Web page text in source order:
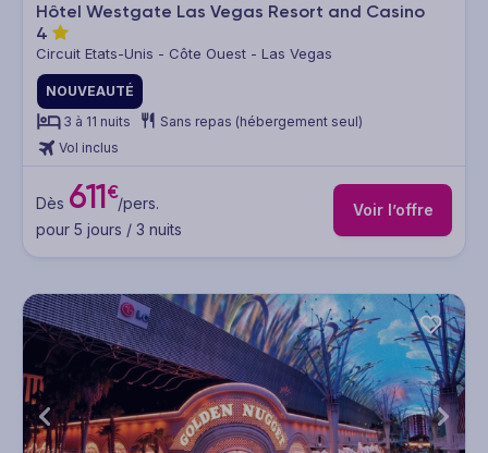
Hôtel Westgate Las Vegas Resort and Casino
4
Circuit Etats-Unis - Côte Ouest - Las Vegas
NOUVEAUTÉ
3 à 11 nuits
Sans repas (hébergement seul)
Vol inclus
Dès 611€/pers.
pour 5 jours / 3 nuits
Voir l’offre